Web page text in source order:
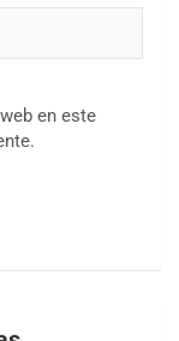
en este